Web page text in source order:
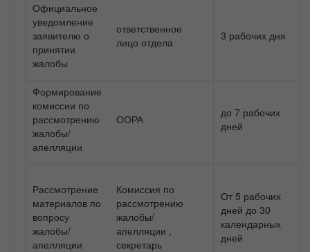
Официальное
уведомление
заявителю о
принятии
жалобы
ответственное
лицо отдела
3 рабочих дня
Формирование
комиссии по
рассмотрению
жалобы/
апелляции
ООРА
до 7 рабочих
дней
Рассмотрение
материалов по
вопросу
жалобы/
апелляции
Комиссия по
рассмотрению
жалобы/
апелляции ,
секретарь
От 5 рабочих
дней до 30
календарных
дней